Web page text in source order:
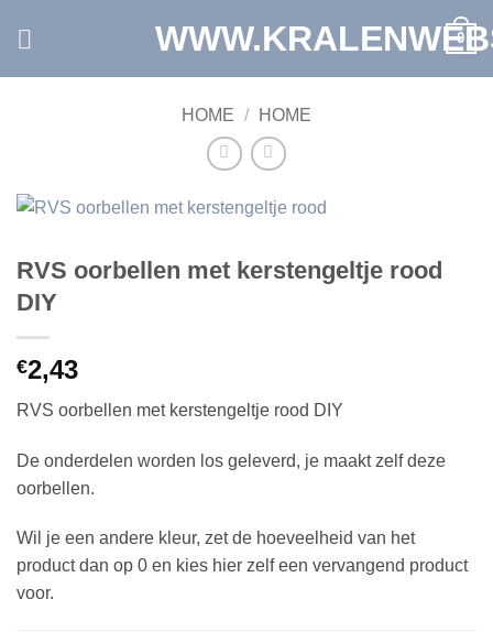
0
HOME / HOME
RVS oorbellen met kerstengeltje rood
DIY
€2,43
RVS oorbellen met kerstengeltje rood DIY
De onderdelen worden los geleverd, je maakt zelf deze
oorbellen.
Wil je een andere kleur, zet de hoeveelheid van het
product dan op 0 en kies hier zelf een vervangend product
voor.